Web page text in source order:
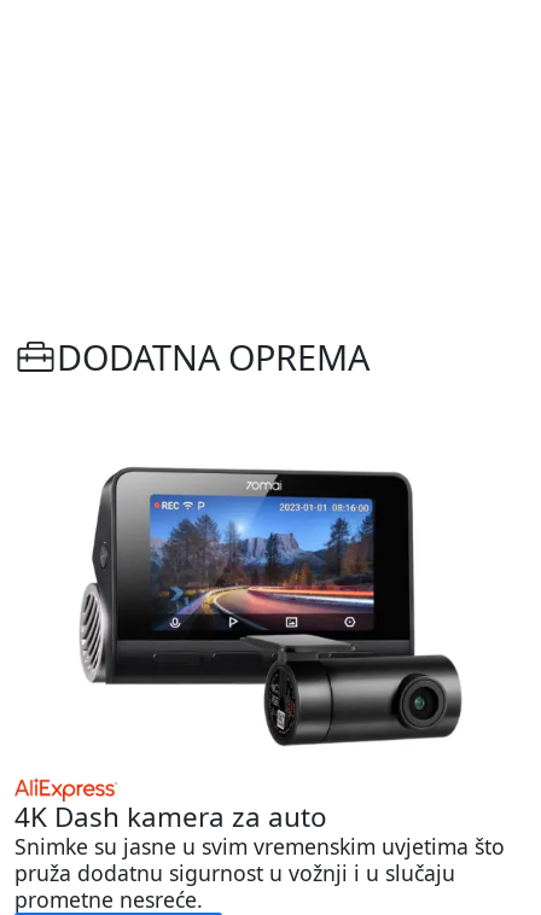
DODATNA OPREMA
4K Dash kamera za auto
Snimke su jasne u svim vremenskim uvjetima što
pruža dodatnu sigurnost u vožnji i u slučaju
prometne nesreće.